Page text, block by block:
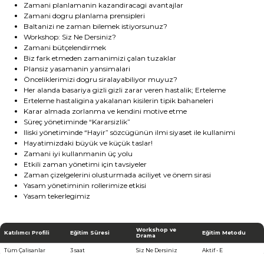
+90 (212) 659 59 24
Tüm hakkı saklıdır. Sitemizde kullanılan tüm içerik ve görseller
Aktif İnsan’a ait olup izinsiz kullanımı hukuki yaptırıma tabidir.
Zamani planlamanin kazandiracagi avantajlar
Zamani dogru planlama prensipleri
Baltanizi ne zaman bilemek istiyorsunuz?
Workshop: Siz Ne Dersiniz?
Zamani bütçelendirmek
Biz fark etmeden zamanimizi çalan tuzaklar
Plansiz yasamanin yansimalari
Önceliklerimizi dogru siralayabiliyor muyuz?
Her alanda basariya gizli gizli zarar veren hastalik; Erteleme
Erteleme hastaligina yakalanan kisilerin tipik bahaneleri
Karar almada zorlanma ve kendini motive etme
Süreç yönetiminde “Kararsizlik”
Iliski yönetiminde “Hayir” sözcügünün ilmi siyaset ile kullanimi
Hayatimizdaki büyük ve küçük taslar!
Zamani iyi kullanmanin üç yolu
Etkili zaman yönetimi için tavsiyeler
Zaman çizelgelerini olusturmada aciliyet ve önem sirasi
Yasam yönetiminin rollerimize etkisi
Yasam tekerlegimiz
Katılımcı Profili Eğitim Süresi
Workshop ve
Drama
Eğitim Metodu
Tüm Çalisanlar 3 saat Siz Ne Dersiniz Aktif - E